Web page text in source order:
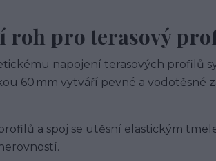
roh pro terasový
napojení terasových profilů
60 mm vytváří pevné a vodotěsné
a spoj se utěsní elastickým